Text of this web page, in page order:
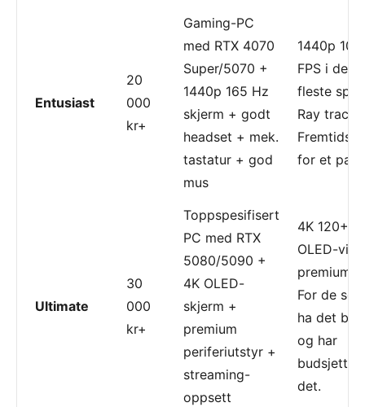
Entusiast
20
000
kr+
Gaming-PC
med RTX 4070
Super/5070 +
1440p 165 Hz
skjerm + godt
headset + mek.
tastatur + god
mus
1440p
FPS i de
fleste spill.
Ray
for et par
Ultimate
30
000
kr+
Toppspesifisert
PC med RTX
5080/5090 +
4K OLED-
skjerm +
premium
periferiutstyr +
streaming-
oppsett
4K 120+
OLED-
premium
For de
ha det
og har
budsjettet
det.